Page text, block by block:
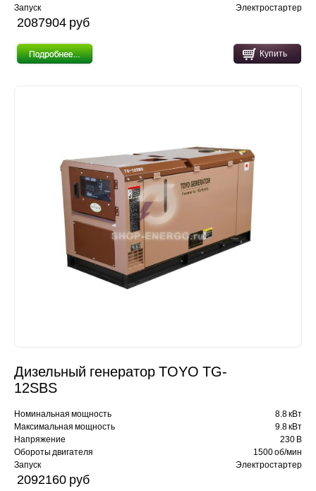
Запуск
Электростартер
2087904 pуб
Купить
Дизельный генератор TOYO TG-
12SBS
Номинальная мощность
8.8 кВт
Максимальная мощность
9.8 кВт
Напряжение
230 В
Обороты двигателя
1500 об/мин
Запуск
Электростартер
2092160 pуб